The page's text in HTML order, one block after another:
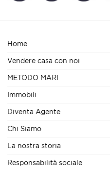
Home
Vendere casa con noi
METODO MARI
Immobili
Diventa Agente
Chi Siamo
La nostra storia
Responsabilità sociale